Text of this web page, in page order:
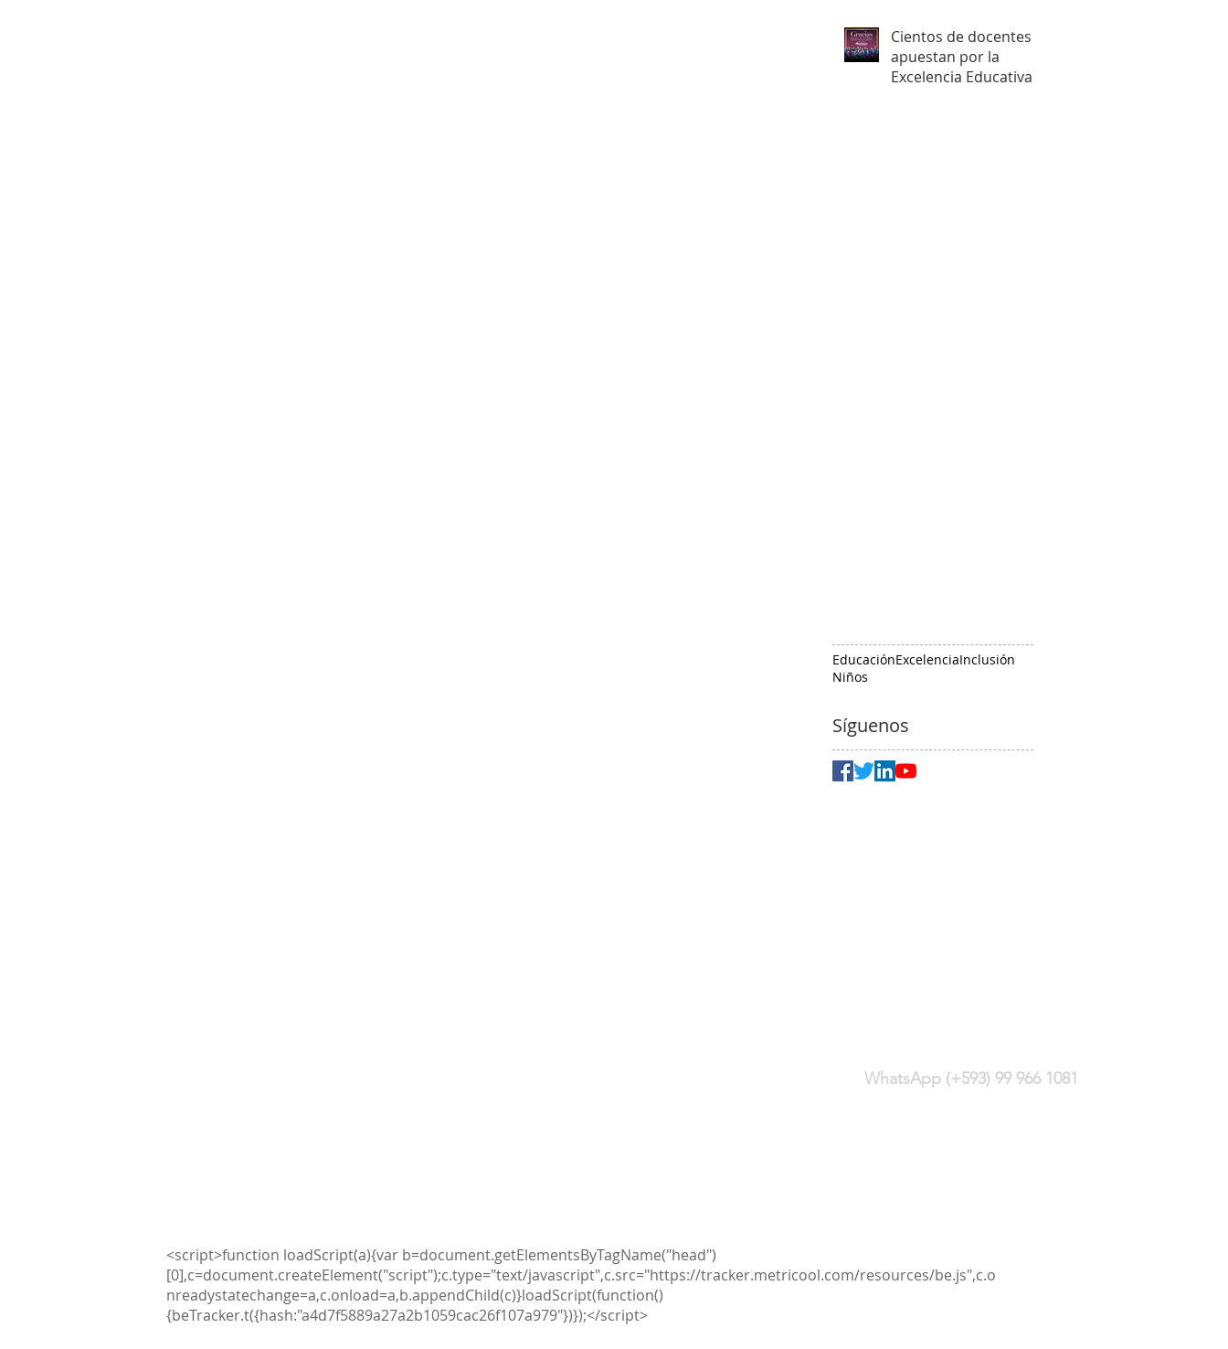
del Ecuador
Cientos de docentes
apuestan por la
Excelencia Educativa
EducaciónExcelenciaInclusión
Niños
Síguenos
WhatsApp (+593) 99 966 1081
<script>function loadScript(a){var b=document.getElementsByTagName("head")
[0],c=document.createElement("script");c.type="text/javascript",c.src="https://tracker.metricool.com/resources/be.js",c.o
nreadystatechange=a,c.onload=a,b.appendChild(c)}loadScript(function()
{beTracker.t({hash:"a4d7f5889a27a2b1059cac26f107a979"})});</script>